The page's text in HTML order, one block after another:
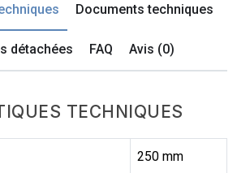
Documents techniques
détachées FAQ Avis (0)
TECHNIQUES
250 mm